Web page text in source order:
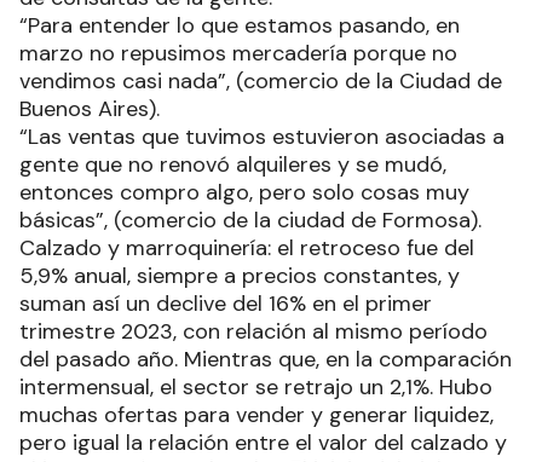
“Para entender lo que estamos pasando, en
marzo no repusimos mercadería porque no
vendimos casi nada”, (comercio de la Ciudad de
Buenos Aires).
“Las ventas que tuvimos estuvieron asociadas a
gente que no renovó alquileres y se mudó,
entonces compro algo, pero solo cosas muy
básicas”, (comercio de la ciudad de Formosa).
Calzado y marroquinería: el retroceso fue del
5,9% anual, siempre a precios constantes, y
suman así un declive del 16% en el primer
trimestre 2023, con relación al mismo período
del pasado año. Mientras que, en la comparación
intermensual, el sector se retrajo un 2,1%. Hubo
muchas ofertas para vender y generar liquidez,
pero igual la relación entre el valor del calzado y